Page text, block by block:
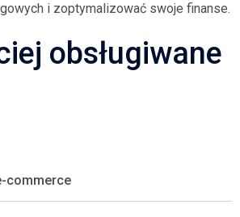
i zoptymalizować swoje finanse.
obsługiwane
commerce